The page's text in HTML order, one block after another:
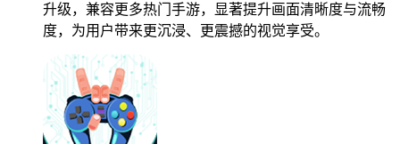
升级，兼容更多热门手游，显著提升画面清晰度与流畅
度，为用户带来更沉浸、更震撼的视觉享受。